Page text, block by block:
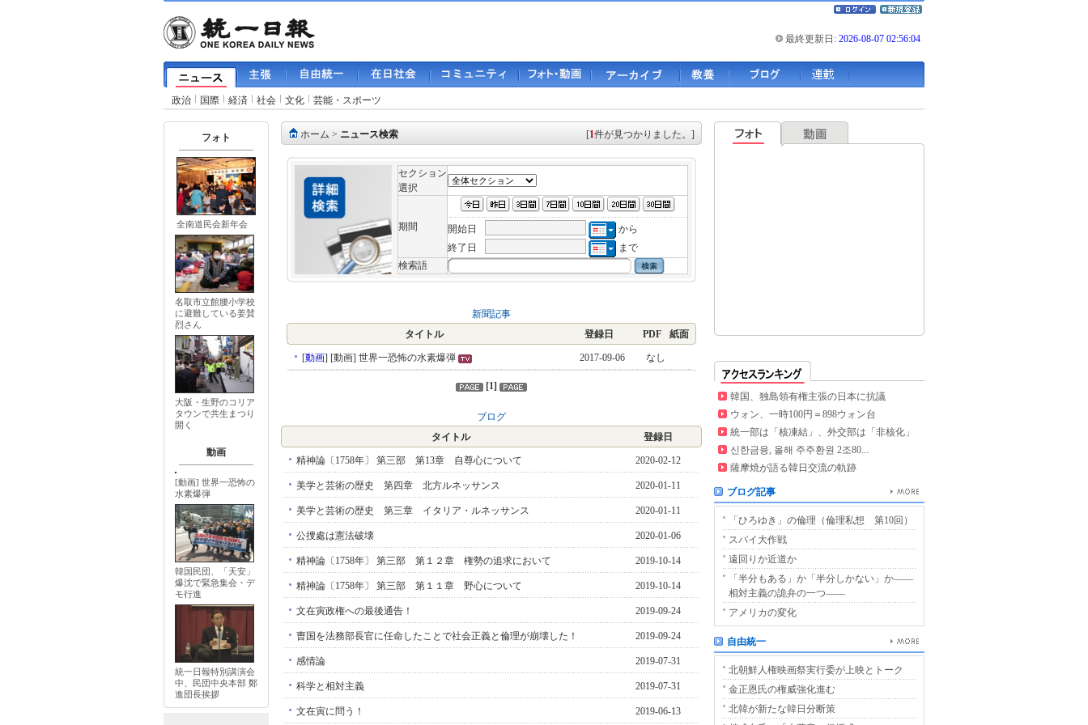
最終更新日: 2026-08-07 02:56:04
政治 国際 経済 社会 文化 芸能・スポーツ
フォト
全南道民会新年会
名取市立館腰小学校
に避難している姜賛
烈さん
大阪・生野のコリア
タウンで共生まつり
開く
動画
[動画] 世界一恐怖の
水素爆弾
韓国民団、「天安」
爆沈で緊急集会・デ
モ行進
統一日報特別講演会
中、民団中央本部 鄭
進団長挨拶
ホーム > ニュース検索 [1件が見つかりました。]
セクション
選択
期間 開始日
から
終了日
まで
検索語
新聞記事
タイトル
登録日 PDF 紙面
[動画] [動画] 世界一恐怖の水素爆弾 2017-09-06 なし
[1]
ブログ
タイトル
登録日
精神論〔1758年〕 第三部 第13章 自尊心について 2020-02-12
美学と芸術の歴史 第四章 北方ルネッサンス 2020-01-11
美学と芸術の歴史 第三章 イタリア・ルネッサンス 2020-01-11
公捜處は憲法破壊 2020-01-06
精神論〔1758年〕 第三部 第１２章 権勢の追求において 2019-10-14
精神論〔1758年〕 第三部 第１１章 野心について 2019-10-14
文在寅政権への最後通告！ 2019-09-24
曺国を法務部長官に任命したことで社会正義と倫理が崩壊した！ 2019-09-24
感情論 2019-07-31
科学と相対主義 2019-07-31
文在寅に問う！ 2019-06-13
韓国、独島領有権主張の日本に抗議
ウォン、一時100円＝898ウォン台
統一部は「核凍結」、外交部は「非核化」
신한금융, 올해 주주환원 2조80...
薩摩焼が語る韓日交流の軌跡
ブログ記事
「ひろゆき」の倫理（倫理私想 第10回）
スパイ大作戦
遠回りか近道か
「半分もある」か「半分しかない」か――
相対主義の詭弁の一つ――
アメリカの変化
自由統一
北朝鮮人権映画祭実行委が上映とトーク
金正恩氏の権威強化進む
北韓が新たな韓日分断策